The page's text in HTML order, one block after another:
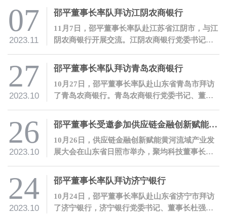
邵平受邀参会，并发表主题演讲。
07
2023.11
邵平董事长率队拜访江阴农商银行
11月7日，邵平董事长率队赴江苏省江阴市，与江
阴农商银行开展交流。江阴农商银行党委书记、
行的到访。
27
2023.10
邵平董事长率队拜访青岛农商银行
10月27日，邵平董事长率队赴山东省青岛市拜访
了青岛农商银行。青岛农商银行党委书记、董事
的到访。
26
2023.10
邵平董事长受邀参加供应链金融创新赋能黄河流域产业发展大会，并发表主题演讲
10月26日，供应链金融创新赋能黄河流域产业发
展大会在山东省日照市举办，聚均科技董事长兼C
24
2023.10
邵平董事长率队拜访济宁银行
10月24日，邵平董事长率队赴山东省济宁市拜访
了济宁银行，济宁银行党委书记、董事长杜强代